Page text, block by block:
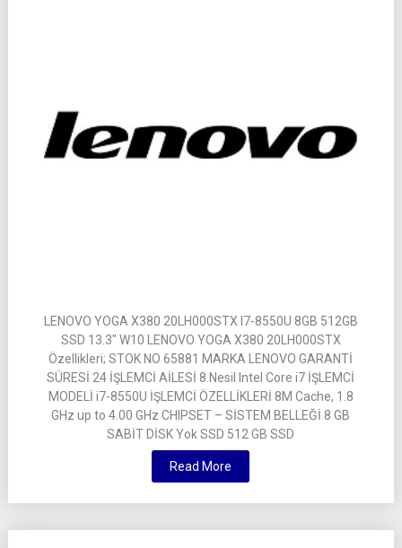
LENOVO YOGA X380 20LH000STX I7-8550U 8GB 512GB
SSD 13.3″ W10 LENOVO YOGA X380 20LH000STX
Özellikleri; STOK NO 65881 MARKA LENOVO GARANTİ
SÜRESİ 24 İŞLEMCİ AİLESİ 8.Nesil Intel Core i7 İŞLEMCİ
MODELİ i7-8550U İŞLEMCİ ÖZELLİKLERİ 8M Cache, 1.8
GHz up to 4.00 GHz CHIPSET – SİSTEM BELLEĞİ 8 GB
SABİT DİSK Yok SSD 512 GB SSD
Read More